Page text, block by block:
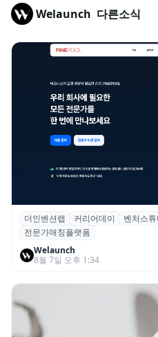
Welaunch 다른소식
더인벤션랩·커리어데
칭 플랫폼 ‘파인풀’ 출시
더인벤션랩 커리어데이 벤처스
전문가매칭플랫폼
Welaunch
8월 7일 오후 1:34